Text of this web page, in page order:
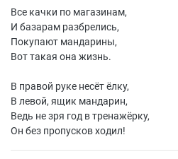
Все качки по магазинам,
И базарам разбрелись,
Покупают мандарины,
Вот такая она жизнь.
В правой руке несёт ёлку,
В левой, ящик мандарин,
Ведь не зря год в тренажёрку,
Он без пропусков ходил!